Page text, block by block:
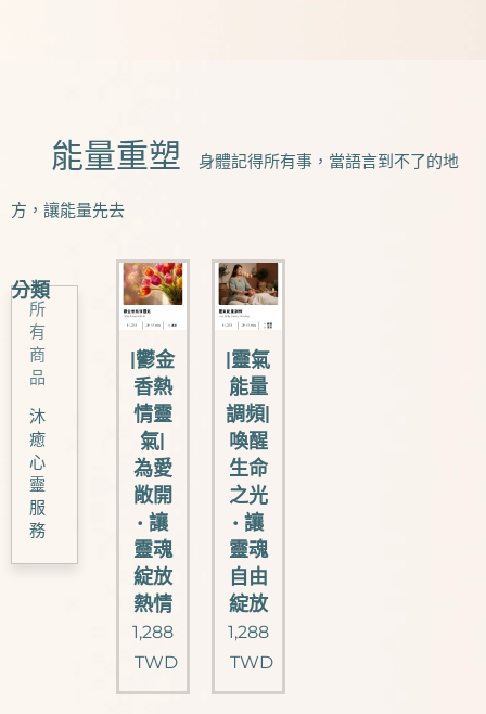
⚡能量重塑 身體記得所有事，當語言到不了的地
方，讓能量先去
分類
所
有
商
品
沐
癒
心
靈
服
務
|鬱金
香熱
情靈
氣|
為愛
敞開
• 讓
靈魂
綻放
熱情
1,288
TWD
|靈氣
能量
調頻|
喚醒
生命
之光
• 讓
靈魂
自由
綻放
1,288
TWD